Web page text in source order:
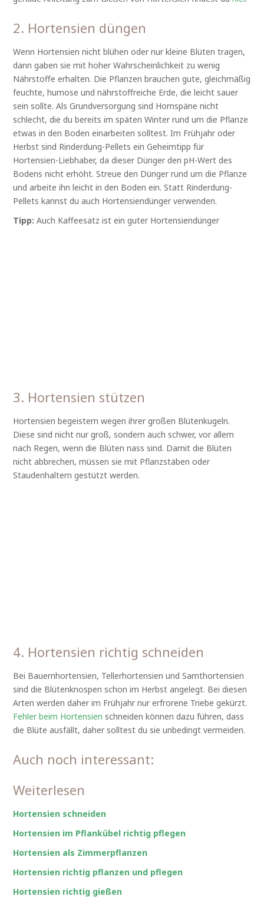
2. Hortensien düngen
Wenn Hortensien nicht blühen oder nur kleine Blüten tragen,
dann gaben sie mit hoher Wahrscheinlichkeit zu wenig
Nährstoffe erhalten. Die Pflanzen brauchen gute, gleichmäßig
feuchte, humose und nährstoffreiche Erde, die leicht sauer
sein sollte. Als Grundversorgung sind Hornspäne nicht
schlecht, die du bereits im späten Winter rund um die Pflanze
etwas in den Boden einarbeiten solltest. Im Frühjahr oder
Herbst sind Rinderdung-Pellets ein Geheimtipp für
Hortensien-Liebhaber, da dieser Dünger den pH-Wert des
Bodens nicht erhöht. Streue den Dünger rund um die Pflanze
und arbeite ihn leicht in den Boden ein. Statt Rinderdung-
Pellets kannst du auch Hortensiendünger verwenden.
Tipp: Auch Kaffeesatz ist ein guter Hortensiendünger
3. Hortensien stützen
Hortensien begeistern wegen ihrer großen Blütenkugeln.
Diese sind nicht nur groß, sondern auch schwer, vor allem
nach Regen, wenn die Blüten nass sind. Damit die Blüten
nicht abbrechen, müssen sie mit Pflanzstäben oder
Staudenhaltern gestützt werden.
4. Hortensien richtig schneiden
Bei Bauernhortensien, Tellerhortensien und Samthortensien
sind die Blütenknospen schon im Herbst angelegt. Bei diesen
Arten werden daher im Frühjahr nur erfrorene Triebe gekürzt.
Fehler beim Hortensien schneiden können dazu führen, dass
die Blüte ausfällt, daher solltest du sie unbedingt vermeiden.
Auch noch interessant:
Weiterlesen
Hortensien schneiden
Hortensien im Pflankübel richtig pflegen
Hortensien als Zimmerpflanzen
Hortensien richtig pflanzen und pflegen
Hortensien richtig gießen